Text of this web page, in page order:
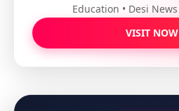
Education • Desi
VISIT NOW